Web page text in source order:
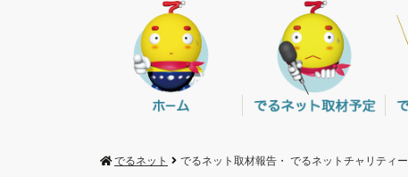
でるネット でるネット取材報告・ でるネットチャリティー